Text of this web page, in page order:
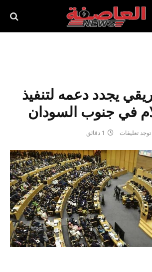
يجدد دعمه لتنفيذ
في جنوب السودان
توجد تعليقات 1 دقائق